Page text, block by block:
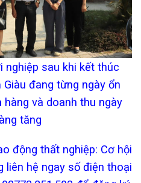
nghiệp sau khi kết thúc
đang từng ngày ổn
và doanh thu ngày
tăng
động thất nghiệp: Cơ hội
liên hệ ngay số điện thoại